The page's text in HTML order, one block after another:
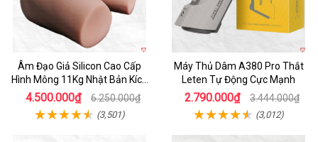
Âm Đạo Giả Silicon Cao Cấp
Hình Mông 11Kg Nhật Bản Kích
Thước Như Thật
4.500.000₫ 6.250.000₫
(3,501)
Máy Thủ Dâm A380 Pro Thắt
Leten Tự Động Cực Mạnh
2.790.000₫ 3.444.000₫
(3,012)